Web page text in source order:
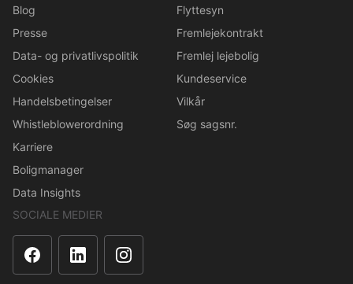
Blog
Presse
Data- og privatlivspolitik
Cookies
Handelsbetingelser
Whistleblowerordning
Karriere
Boligmanager
Data Insights
Flyttesyn
Fremlejekontrakt
Fremlej lejebolig
Kundeservice
Vilkår
Søg sagsnr.
SOCIALE MEDIER